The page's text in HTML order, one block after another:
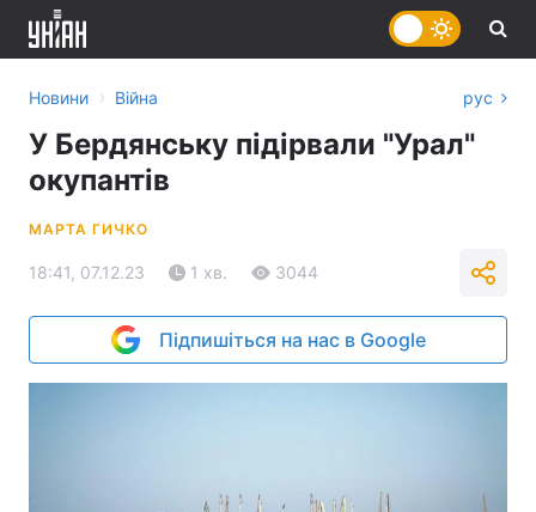
Новини › Війна рус
У Бердянську підірвали "Урал"
окупантів
МАРТА ГИЧКО
18:41, 07.12.23 1 хв. 3044
Підпишіться на нас в Google